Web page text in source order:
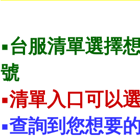
▪️台服清單選擇
號
▪️清單入口可以
▪️查詢到您想要